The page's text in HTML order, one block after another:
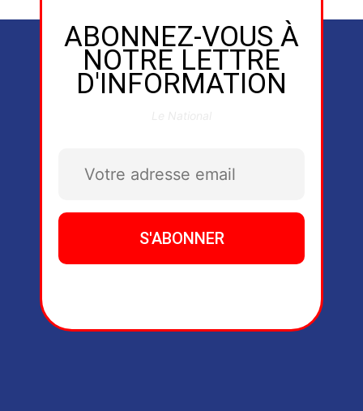
ABONNEZ-VOUS À
NOTRE LETTRE
D'INFORMATION